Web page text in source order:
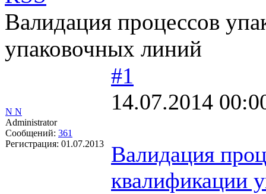
Валидация процессов
упаковочных линий
N N
Administrator
Сообщений: 361
Регистрация: 01.07.2013
#1
14.07.2014
Валидация
квалификации